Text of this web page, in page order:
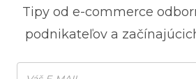
Tipy od e-commerce
podnikateľov a